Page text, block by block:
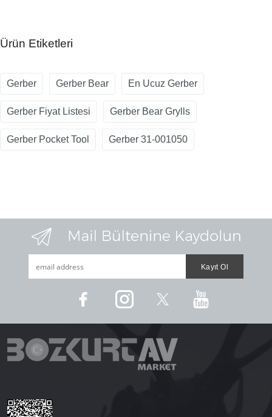
Ürün Etiketleri
Gerber Gerber Bear En Ucuz Gerber
Gerber Fiyat Listesi Gerber Bear Grylls
Gerber Pocket Tool Gerber 31-001050